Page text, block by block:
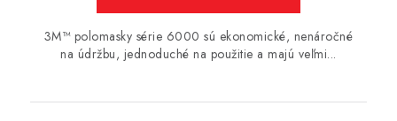
3M™ polomasky série 6000 sú ekonomické, nenáročné
na údržbu, jednoduché na použitie a majú veľmi...